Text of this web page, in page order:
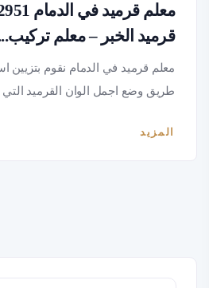
قرميد الخبر – معلم
معلم قرميد في الدمام نقوم بتزيين
طريق وضع اجمل الوان القرميد التي
المزيد